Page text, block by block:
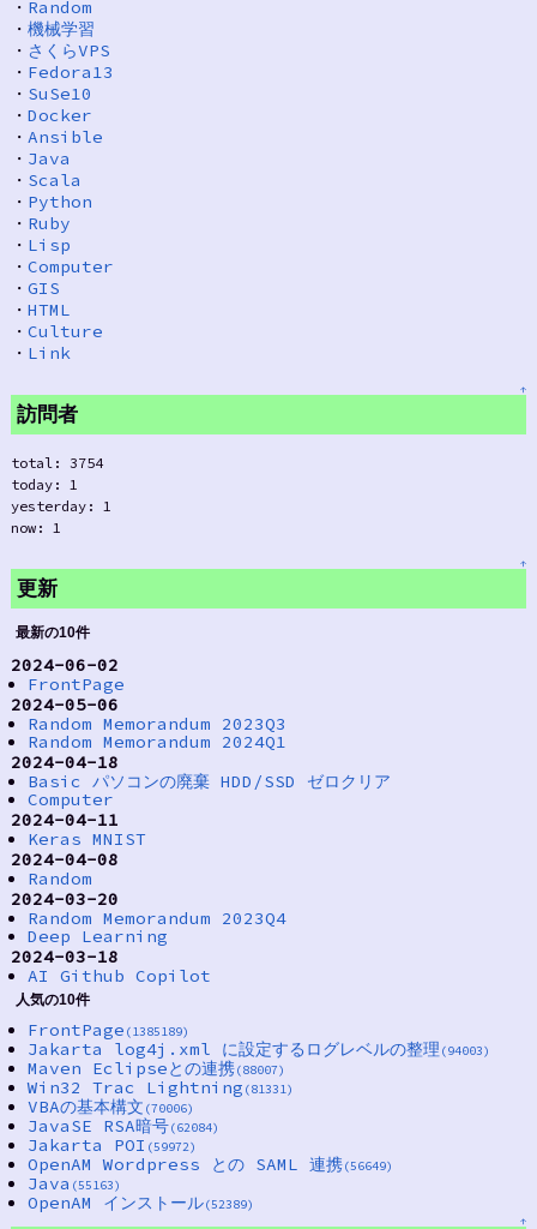
・ Random
・ 機械学習
・ さくらVPS
・ Fedora13
・ SuSe10
・ Docker
・ Ansible
・ Java
・ Scala
・ Python
・ Ruby
・ Lisp
・ Computer
・ GIS
・ HTML
・ Culture
・ Link
↑
訪問者
total: 3754
today: 1
yesterday: 1
now: 1
↑
更新
最新の10件
2024-06-02
FrontPage
2024-05-06
Random Memorandum 2023Q3
Random Memorandum 2024Q1
2024-04-18
Basic パソコンの廃棄 HDD/SSD ゼロクリア
Computer
2024-04-11
Keras MNIST
2024-04-08
Random
2024-03-20
Random Memorandum 2023Q4
Deep Learning
2024-03-18
AI Github Copilot
人気の10件
FrontPage (1385189)
Jakarta log4j.xml に設定するログレベルの整理 (94003)
Maven Eclipseとの連携(88007)
Win32 Trac Lightning (81331)
VBAの基本構文 (70006)
JavaSE RSA暗号(62084)
Jakarta POI (59972)
OpenAM Wordpress との SAML 連携(56649)
Java (55163)
OpenAM インストール(52389)
↑